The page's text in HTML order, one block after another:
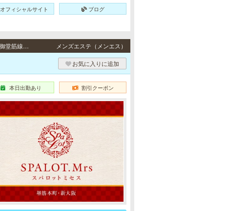
オフィシャルサイト ブログ
堺筋本町・新大阪 / 地下鉄各線「堺筋本町駅」3番出口より徒歩5分・JR各線・地下鉄御堂筋線「新大阪駅」東口より徒歩3分 メンズエステ（メンエス）
お気に入りに追加
本日出勤あり 割引クーポン